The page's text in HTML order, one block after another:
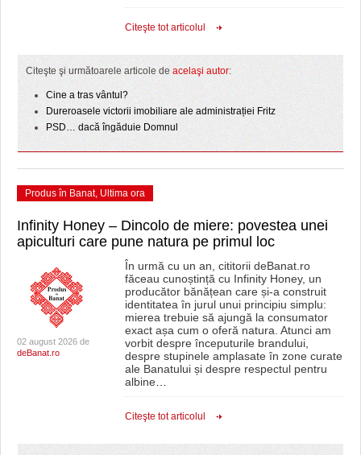
Citeşte tot articolul
Citeşte şi următoarele articole de acelaşi autor:
Cine a tras vântul?
Dureroasele victorii imobiliare ale administrației Fritz
PSD… dacă îngăduie Domnul
Produs în Banat, Ultima ora
Infinity Honey – Dincolo de miere: povestea unei
apiculturi care pune natura pe primul loc
02 august 2026 de
deBanat.ro
În urmă cu un an, cititorii deBanat.ro
făceau cunoștință cu Infinity Honey, un
producător bănățean care și-a construit
identitatea în jurul unui principiu simplu:
mierea trebuie să ajungă la consumator
exact așa cum o oferă natura. Atunci am
vorbit despre începuturile brandului,
despre stupinele amplasate în zone curate
ale Banatului și despre respectul pentru
albine…
Citeşte tot articolul